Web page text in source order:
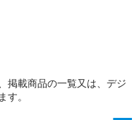
掲載商品の一覧又は、デジ
す。